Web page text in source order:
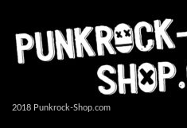
2018 Punkrock-Shop.com